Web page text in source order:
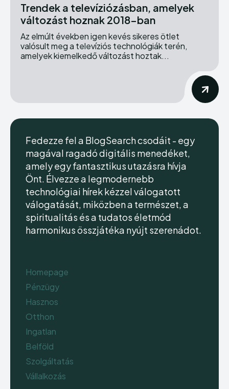
Trendek a televíziózásban, amelyek
változást hoznak 2018-ban
Az elmúlt években igen kevés sikeres ötlet
valósult meg a televíziós technológiák terén,
amelyek kiemelkedő változást hoztak...
Fedezze fel a BlogSearch csodáit - egy
magával ragadó digitális menedéket,
amely egy fantasztikus utazásra hívja
Önt. Élvezze a legmodernebb
technológiai hírek kézzel válogatott
válogatását, miközben a természet, a
spiritualitás és a tudatos életmód
harmonikus összjátéka nyújt szerenádot.
Homepage
Pénzügy
Hasznos
Otthon
Ingatlan
Belföld
Szolgáltatás
Vállalkozás